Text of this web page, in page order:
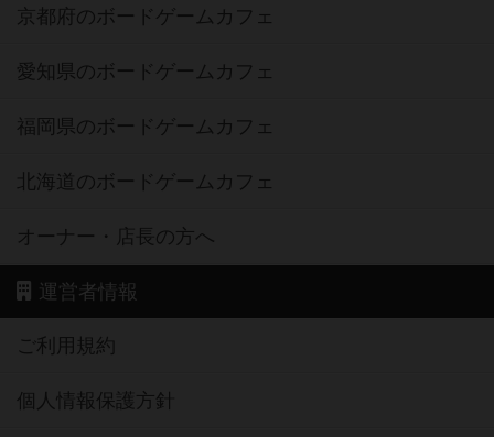
京都府のボードゲームカフェ
愛知県のボードゲームカフェ
福岡県のボードゲームカフェ
北海道のボードゲームカフェ
オーナー・店長の方へ
運営者情報
ご利用規約
個人情報保護方針